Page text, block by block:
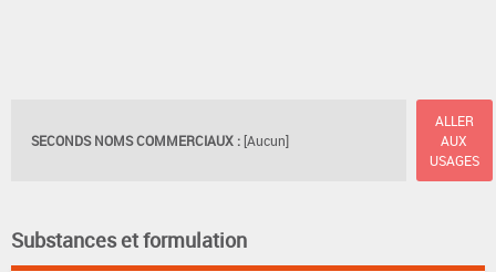
SECONDS NOMS COMMERCIAUX : [Aucun]
ALLER
AUX
USAGES
Substances et formulation